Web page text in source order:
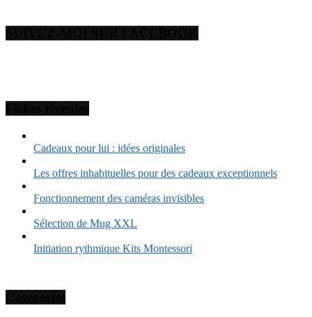
Cadeaux pour lui : idées originales
Les offres inhabituelles pour des cadeaux exceptionnels
Fonctionnement des caméras invisibles
Sélection de Mug XXL
Initiation rythmique Kits Montessori